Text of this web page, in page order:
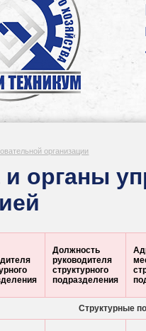
организации
и органы
Должность
руководителя
структурного
подразделения
Структурные